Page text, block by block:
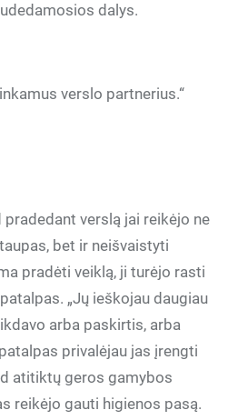
dalys.
verslo partnerius.“
verslą jai reikėjo ne
bet ir neišvaistyti
pradėti veiklą, ji turėjo rasti
„Jų ieškojau daugiau
arba paskirtis, arba
privalėjau jas įrengti
atitiktų geros gamybos
reikėjo gauti higienos pasą.